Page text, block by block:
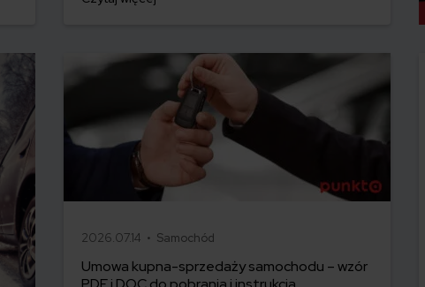
2026.07.14 • Samochód
Umowa kupna-sprzedaży samochodu – wzór